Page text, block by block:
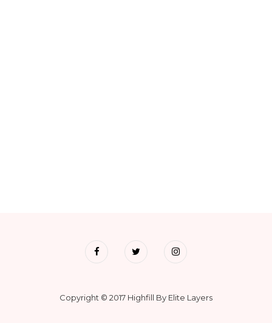
Copyright © 2017 Highfill By Elite Layers